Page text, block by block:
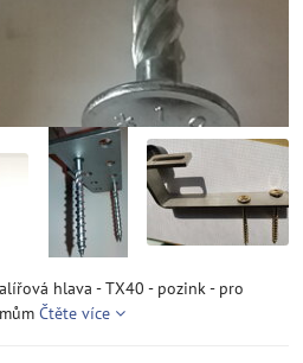
hlava - TX40 - pozink - pro
Čtěte více